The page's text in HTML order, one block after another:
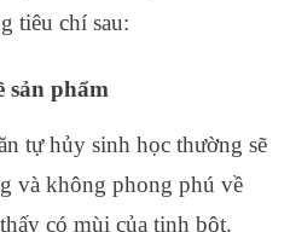
tiêu chí sau:
sản phẩm
tự hủy sinh học thường sẽ
và không phong phú về
có mùi của tinh bột.